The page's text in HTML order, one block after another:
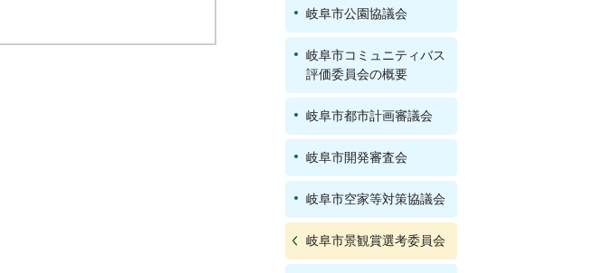
岐阜市公園協議会
岐阜市コミュニティバス
評価委員会の概要
岐阜市都市計画審議会
岐阜市開発審査会
岐阜市空家等対策協議会
岐阜市景観賞選考委員会